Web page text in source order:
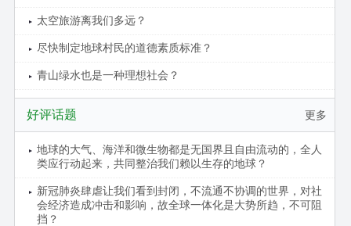
太空旅游离我们多远？
尽快制定地球村民的道德素质标准？
青山绿水也是一种理想社会？
更多
好评话题
地球的大气、海洋和微生物都是无国界且自由流动的，全人
类应行动起来，共同整治我们赖以生存的地球？
新冠肺炎肆虐让我们看到封闭，不流通不协调的世界，对社
会经济造成冲击和影响，故全球一体化是大势所趋，不可阻
挡？